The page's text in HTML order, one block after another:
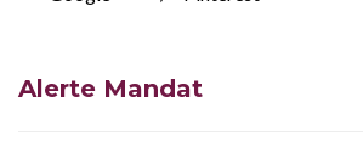
Alerte Mandat